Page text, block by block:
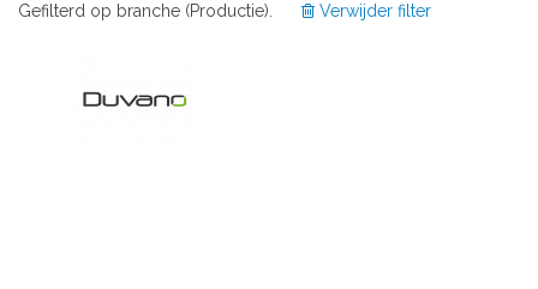
Gefilterd op branche (Productie). Verwijder filter